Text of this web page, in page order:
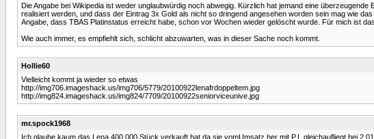
Die Angabe bei Wikipedia ist weder unglaubwürdig noch abwegig. Kürzlich hat jemand eine
realisiert werden, und dass der Eintrag 3x Gold als nicht so dringend angesehen worden sein mag wie
Angabe, dass TBAS Platinstatus erreicht habe, schon vor Wochen wieder gelöscht wurde. Für mich ist
Wie auch immer, es empfiehlt sich, schlicht abzuwarten, was in dieser Sache noch kommt.
Hollie60
Vielleicht kommt ja wieder so etwas
http://img706.imageshack.us/img706/5779/20100922lenafrdoppeltem.jpg
http://img824.imageshack.us/img824/7709/20100922seniorviceunive.jpg
mr.spock1968
Ich glaube kaum das Lena 400.000 Stück verkauft hat da sie vomUmsatz her mit P.L gleichaufliegt bei